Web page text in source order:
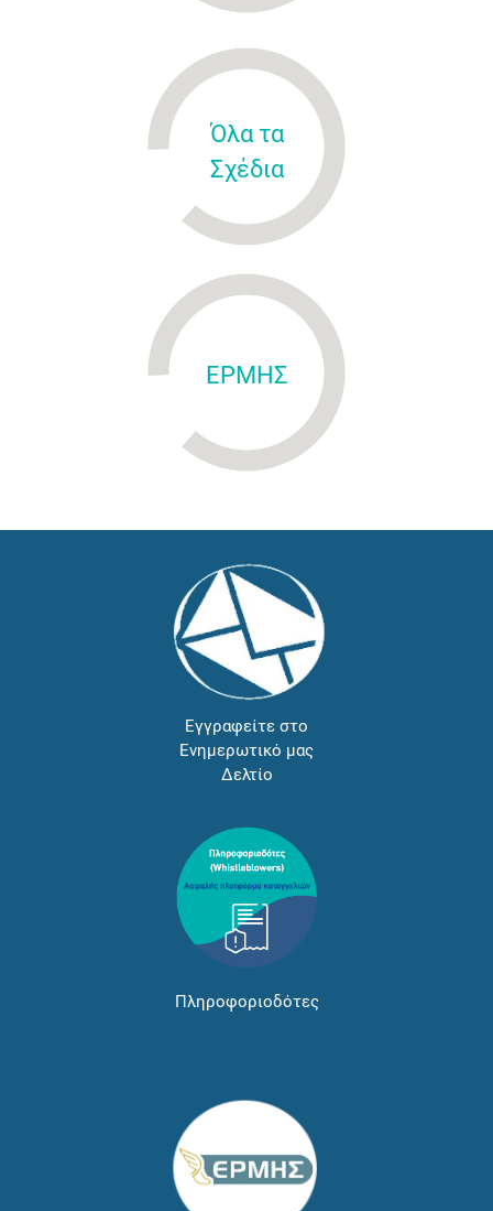
Όλα τα
Σχέδια
ΕΡΜΗΣ
Εγγραφείτε στο
Ενημερωτικό μας
Δελτίο
Πληροφοριοδότες